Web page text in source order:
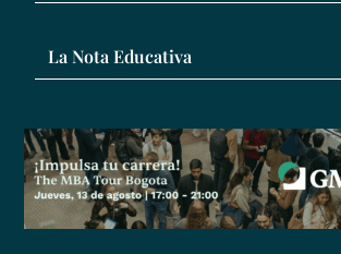
La Nota Educativa